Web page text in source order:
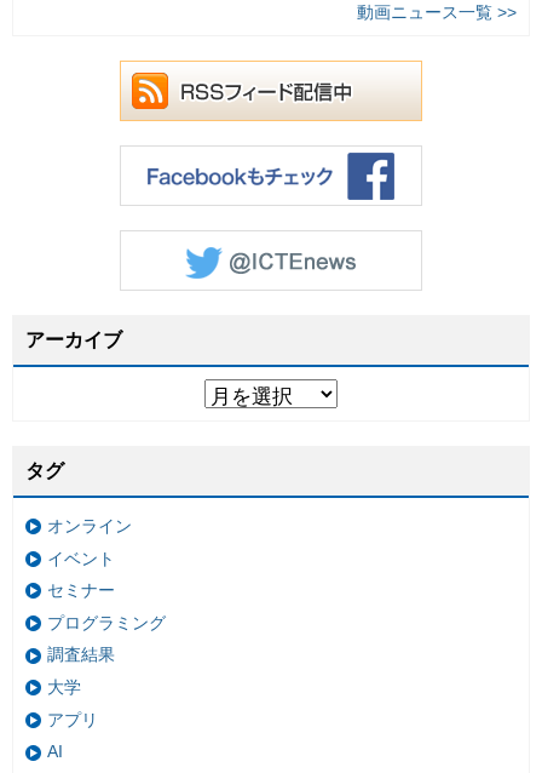
動画ニュース一覧 >>
アーカイブ
タグ
オンライン
イベント
セミナー
プログラミング
調査結果
大学
アプリ
AI